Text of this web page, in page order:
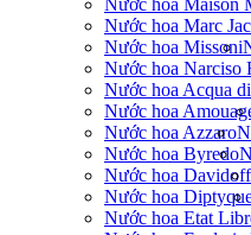
Nước hoa Maison
Nước hoa Marc
Nước hoa Missoni
Nước hoa Narciso
Nước hoa Acqua
Nước hoa
Nước hoa Azzaro
Nước hoa Byredo
Nước hoa Davidoff
Nước hoa
Nước hoa Etat